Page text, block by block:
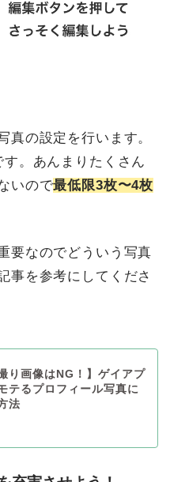
真の設定を行います。
。あんまりたくさん
いので最低限3枚〜4枚
要なのでどういう写真
事を参考にしてくださ
り画像はNG！】ゲイアプ
テるプロフィール写真に
法